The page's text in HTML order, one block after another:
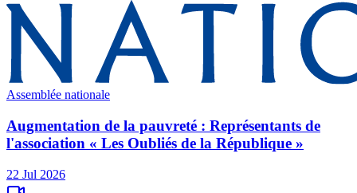
Assemblée nationale
Augmentation de la pauvreté : Représentants de
l'association « Les Oubliés de la République »
22 Jul 2026